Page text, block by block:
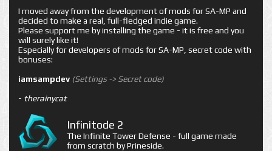
I moved away from the development of mods for SA-MP and
decided to make a real, full-fledged indie game.
Please support me by installing the game - it is free and you
will surely like it!
Especially for developers of mods for SA-MP, secret code with
bonuses:
iamsampdev (Settings -> Secret code)
- therainycat
Infinitode 2
The Infinite Tower Defense - full game made
from scratch by Prineside.